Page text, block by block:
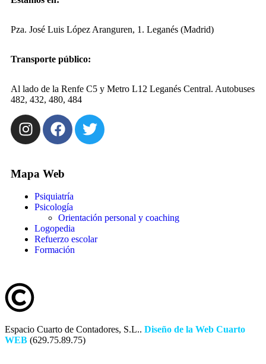
Pza. José Luis López Aranguren, 1. Leganés (Madrid)
Transporte público:
Al lado de la Renfe C5 y Metro L12 Leganés Central. Autobuses
482, 432, 480, 484
Mapa Web
Psiquiatría
Psicología
Orientación personal y coaching
Logopedia
Refuerzo escolar
Formación
Espacio Cuarto de Contadores, S.L.. Diseño de la Web Cuarto
WEB (629.75.89.75)